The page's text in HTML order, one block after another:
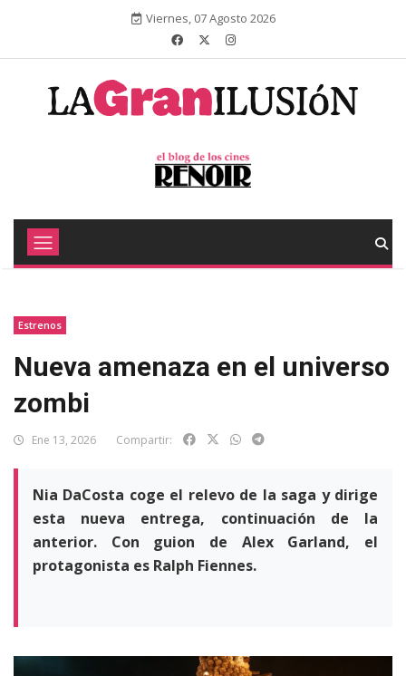
Viernes, 07 Agosto 2026
Estrenos
Nueva amenaza en el universo
zombi
Ene 13, 2026 Compartir:
Nia DaCosta coge el relevo de la saga y dirige
esta nueva entrega, continuación de la
anterior. Con guion de Alex Garland, el
protagonista es Ralph Fiennes.